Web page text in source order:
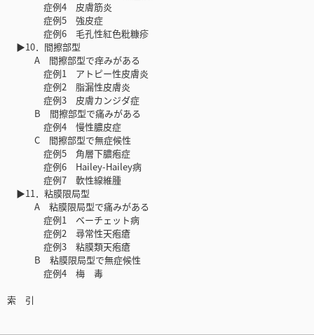
症例4 皮膚筋炎
症例5 強皮症
症例6 毛孔性紅色粃糠疹
▶10．間擦部型
A 間擦部型で痒みがある
症例1 アトピー性皮膚炎
症例2 脂漏性皮膚炎
症例3 皮膚カンジダ症
B 間擦部型で痛みがある
症例4 慢性膿皮症
C 間擦部型で無症候性
症例5 角層下膿疱症
症例6 Hailey-Hailey病
症例7 軟性線維腫
▶11．粘膜限局型
A 粘膜限局型で痛みがある
症例1 ベーチェット病
症例2 尋常性天疱瘡
症例3 粘膜類天疱瘡
B 粘膜限局型で無症候性
症例4 梅 毒
索 引